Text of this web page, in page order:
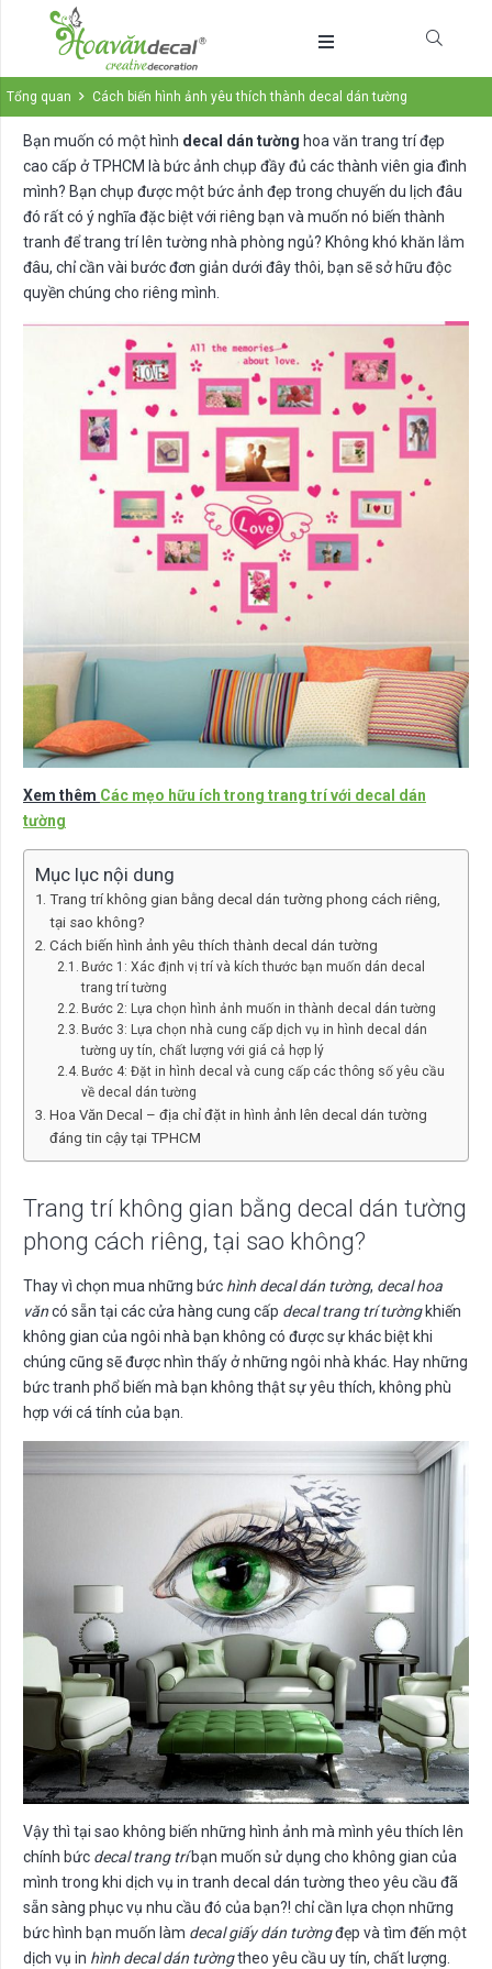
Tổng quan Cách biến hình ảnh yêu thích thành decal dán tường
Bạn muốn có một hình decal dán tường hoa văn trang trí đẹp
cao cấp ở TPHCM là bức ảnh chụp đầy đủ các thành viên gia đình
mình? Bạn chụp được một bức ảnh đẹp trong chuyến du lịch đâu
đó rất có ý nghĩa đặc biệt với riêng bạn và muốn nó biến thành
tranh để trang trí lên tường nhà phòng ngủ? Không khó khăn lắm
đâu, chỉ cần vài bước đơn giản dưới đây thôi, bạn sẽ sở hữu độc
quyền chúng cho riêng mình.
Xem thêm Các mẹo hữu ích trong trang trí với decal dán
tường
Mục lục nội dung
Trang trí không gian bằng decal dán tường phong cách riêng,
tại sao không?
Cách biến hình ảnh yêu thích thành decal dán tường
Bước 1: Xác định vị trí và kích thước bạn muốn dán decal
trang trí tường
Bước 2: Lựa chọn hình ảnh muốn in thành decal dán tường
Bước 3: Lựa chọn nhà cung cấp dịch vụ in hình decal dán
tường uy tín, chất lượng với giá cả hợp lý
Bước 4: Đặt in hình decal và cung cấp các thông số yêu cầu
về decal dán tường
Hoa Văn Decal – địa chỉ đặt in hình ảnh lên decal dán tường
đáng tin cậy tại TPHCM
Trang trí không gian bằng decal dán tường
phong cách riêng, tại sao không?
Thay vì chọn mua những bức hình decal dán tường, decal hoa
văncó sẵn tại các cửa hàng cung cấp decal trang trí tườngkhiến
không gian của ngôi nhà bạn không có được sự khác biệt khi
chúng cũng sẽ được nhìn thấy ở những ngôi nhà khác. Hay những
bức tranh phổ biến mà bạn không thật sự yêu thích, không phù
hợp với cá tính của bạn.
Vậy thì tại sao không biến những hình ảnh mà mình yêu thích lên
chính bức decal trang tríbạn muốn sử dụng cho không gian của
mình trong khi dịch vụ in tranh decal dán tường theo yêu cầu đã
sẵn sàng phục vụ nhu cầu đó của bạn?! chỉ cần lựa chọn những
bức hình bạn muốn làm decal giấy dán tườngđẹp và tìm đến một
dịch vụ in hình decal dán tườngtheo yêu cầu uy tín, chất lượng.